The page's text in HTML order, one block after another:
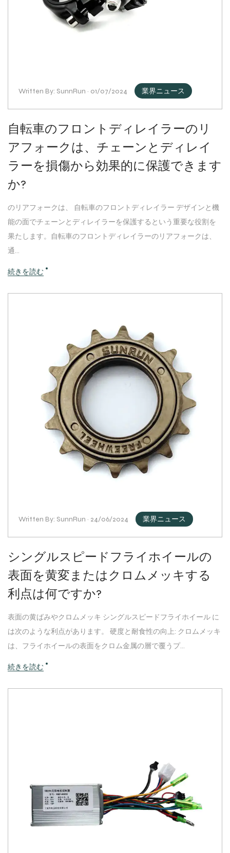
Written By: SunnRun · 01/07/2024 業界ニュース
自転車のフロントディレイラーのリ
アフォークは、チェーンとディレイ
ラーを損傷から効果的に保護できます
か?
のリアフォークは、 自転車のフロントディレイラー デザインと機
能の面でチェーンとディレイラーを保護するという重要な役割を
果たします。自転車のフロントディレイラーのリアフォークは、
通...
続きを読む
Written By: SunnRun · 24/06/2024 業界ニュース
シングルスピードフライホイールの
表面を黄変またはクロムメッキする
利点は何ですか?
表面の黄ばみやクロムメッキ シングルスピードフライホイール に
は次のような利点があります。 硬度と耐食性の向上: クロムメッキ
は、フライホイールの表面をクロム金属の層で覆うプ...
続きを読む